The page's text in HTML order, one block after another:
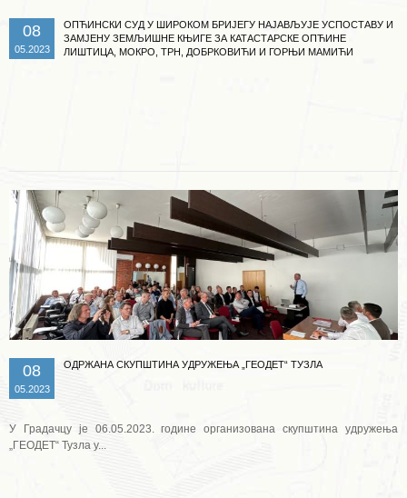
08
05.2023
ОПЋИНСКИ СУД У ШИРОКОМ БРИЈЕГУ НАЈАВЉУЈЕ УСПОСТАВУ И
ЗАМЈЕНУ ЗЕМЉИШНЕ КЊИГЕ ЗА КАТАСТАРСКЕ ОПЋИНЕ
ЛИШТИЦА, МОКРО, ТРН, ДОБРКОВИЋИ И ГОРЊИ МАМИЋИ
08
05.2023
ОДРЖАНА СКУПШТИНА УДРУЖЕЊА „ГЕОДЕТ“ ТУЗЛА
У Градачцу је 06.05.2023. године организована скупштина удружења
„ГЕОДЕТ“ Тузла у...